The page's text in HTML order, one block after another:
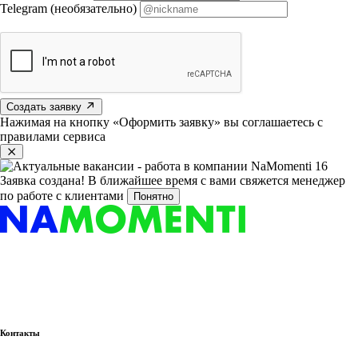
Telegram (необязательно)
Создать заявку
Нажимая на кнопку «Оформить заявку» вы соглашаетесь с
правилами сервиса
Заявка создана! В ближайшее время с вами свяжется менеджер
по работе с клиентами
Понятно
Контакты